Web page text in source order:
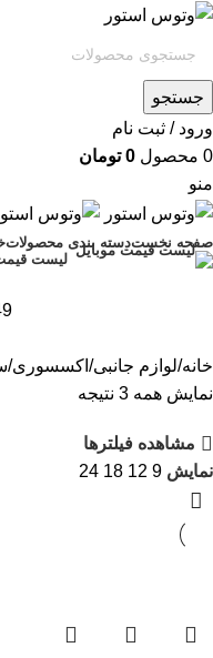
جستجو
ورود / ثبت نام
0 محصول 0 تومان
منو
صفحه نخستدسته بندی محصولات
لیست
خانه لوازم جانبی اکسسوری
نمایش همه 3 نتیجه
مشاهده فیلترها
نمایش 9
12
18
24